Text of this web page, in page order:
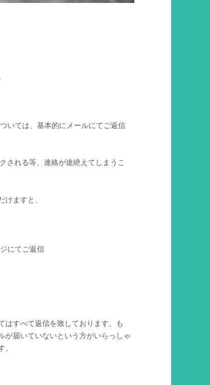
いては、基本的にメールにてご返信
される等、連絡が途絶えてしまうこ
けますと、
にてご返信
はすべて返信を致しております。も
が届いていないという方がいらっしゃ
。